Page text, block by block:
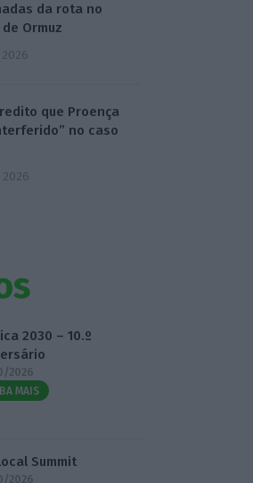
da rota no
de Ormuz
que Proença
no caso
2030 – 10.º
2026
MAIS
Summit
2026